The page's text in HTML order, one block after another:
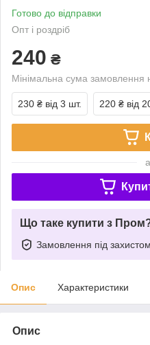
Готово до відправки
Опт і роздріб
240 ₴
Мінімальна сума замовлення
230 ₴ від 3 шт. 220 ₴ від
Що таке купити з
Замовлення під захистом
Опис Характеристики
Опис